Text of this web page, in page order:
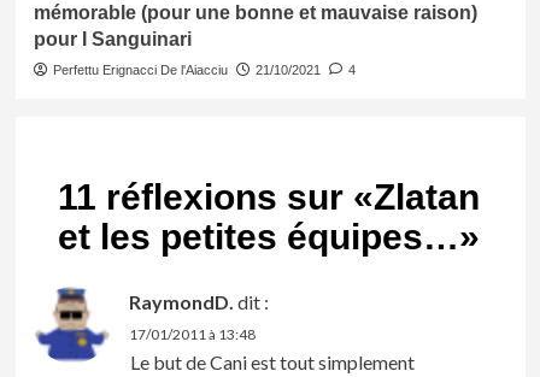
mémorable (pour une bonne et mauvaise raison)
pour I Sanguinari
Perfettu Erignacci De l'Aiacciu 21/10/2021 4
11 réflexions sur «Zlatan
et les petites équipes…»
RaymondD. dit :
17/01/2011 à 13:48
Le but de Cani est tout simplement